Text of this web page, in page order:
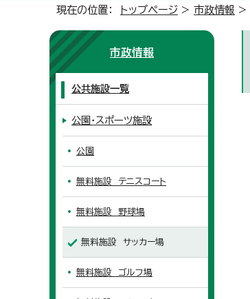
現在の位置： トップページ > 市政情報 >
市政情報
公共施設一覧
公園・スポーツ施設
公園
無料施設 テニスコート
無料施設 野球場
無料施設 サッカー場
無料施設 ゴルフ場